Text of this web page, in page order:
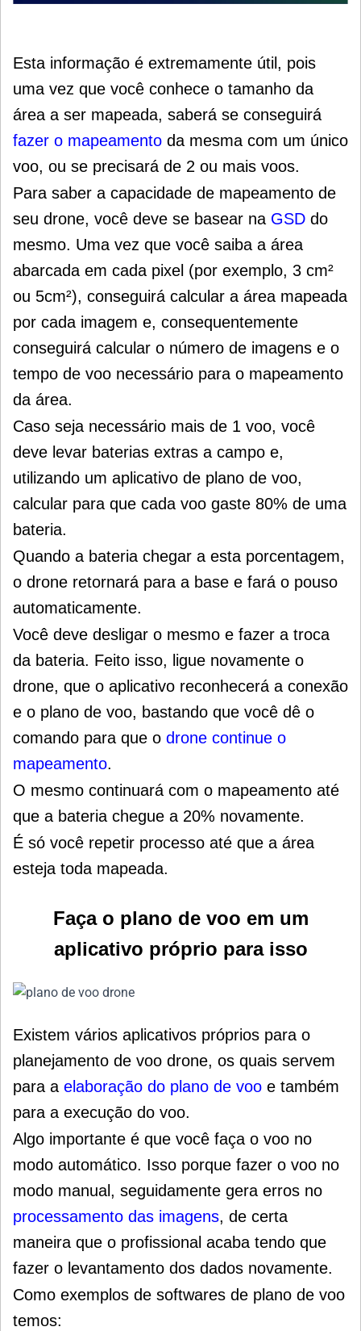
Esta informação é extremamente útil, pois
uma vez que você conhece o tamanho da
área a ser mapeada, saberá se conseguirá
fazer o mapeamento da mesma com um único
voo, ou se precisará de 2 ou mais voos.
Para saber a capacidade de mapeamento de
seu drone, você deve se basear naGSD do
mesmo. Uma vez que você saiba a área
abarcada em cada pixel (por exemplo, 3 cm²
ou 5cm²), conseguirá calcular a área mapeada
por cada imagem e, consequentemente
conseguirá calcular o número de imagens e o
tempo de voo necessário para o mapeamento
da área.
Caso seja necessário mais de 1 voo, você
deve levar baterias extras a campo e,
utilizando um aplicativo de plano de voo,
calcular para que cada voo gaste 80% de uma
bateria.
Quando a bateria chegar a esta porcentagem,
o drone retornará para a base e fará o pouso
automaticamente.
Você deve desligar o mesmo e fazer a troca
da bateria. Feito isso, ligue novamente o
drone, que o aplicativo reconhecerá a conexão
e o plano de voo, bastando que você dê o
comando para que o drone continue o
mapeamento.
O mesmo continuará com o mapeamento até
que a bateria chegue a 20% novamente.
É só você repetir processo até que a área
esteja toda mapeada.
Faça o plano de voo em um
aplicativo próprio para isso
Existem vários aplicativos próprios para o
planejamento de voo drone, os quais servem
para a elaboração do plano de voo e também
para a execução do voo.
Algo importante é que você faça o voo no
modo automático. Isso porque fazer o voo no
modo manual, seguidamente gera erros no
processamento das imagens, de certa
maneira que o profissional acaba tendo que
fazer o levantamento dos dados novamente.
Como exemplos de softwares de plano de voo
temos: